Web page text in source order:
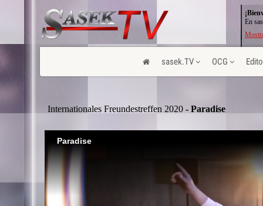
sasek.TV OCG
En
Internationales Freundestreffen 2020 - Paradise
Paradise